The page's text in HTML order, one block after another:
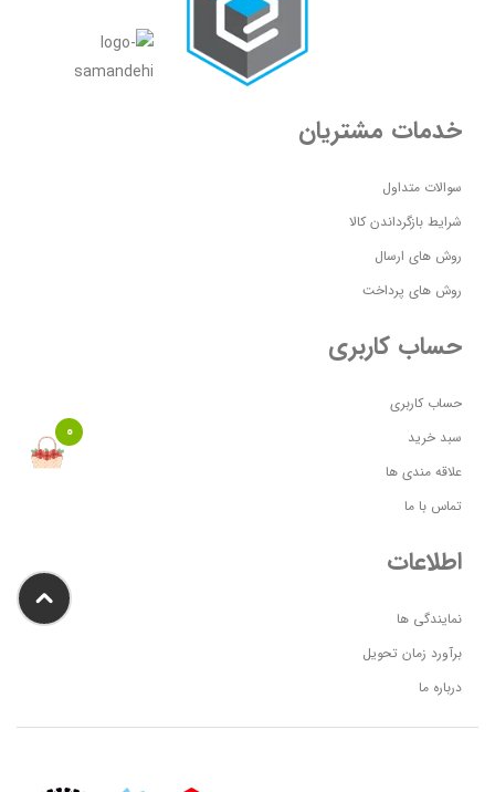
خدمات مشتریان
سوالات متداول
شرایط بازگرداندن کالا
روش های ارسال
روش های پرداخت
حساب کاربری
حساب کاربری
سبد خرید
علاقه مندی ها
تماس با ما
اطلاعات
نمایندگی ها
برآورد زمان تحویل
درباره ما
0